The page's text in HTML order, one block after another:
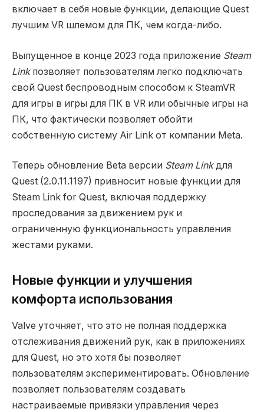
включает в себя новые функции, делающие Quest
лучшим VR шлемом для ПК, чем когда-либо.
Выпущенное в конце 2023 года приложение Steam
Linkпозволяет пользователям легко подключать
свой Quest беспроводным способом к SteamVR
для игры в игры для ПК в VR или обычные игры на
ПК, что фактически позволяет обойти
собственную систему Air Link от компании Meta.
Теперь обновление Beta версии Steam Linkдля
Quest (2.0.11.1197) привносит новые функции для
Steam Link for Quest, включая поддержку
проследования за движением рук и
ограниченную функциональность управления
жестами руками.
Новые функции и улучшения
комфорта использования
Valve уточняет, что это не полная поддержка
отслеживания движений рук, как в приложениях
для Quest, но это хотя бы позволяет
пользователям экспериментировать. Обновление
позволяет пользователям создавать
настраиваемые привязки управления через